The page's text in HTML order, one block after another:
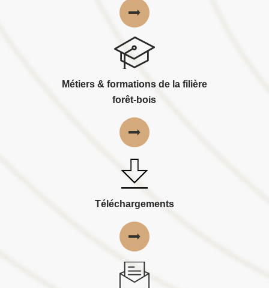
Métiers & formations de la filière
forêt-bois
Téléchargements